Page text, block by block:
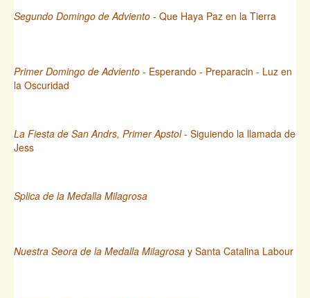
Segundo Domingo de Adviento - Que Haya Paz en la Tierra
Primer Domingo de Adviento - Esperando - Preparacin - Luz en
la Oscuridad
La Fiesta de San Andrs, Primer Apstol- Siguiendo la llamada de
Jess
Splica de la Medalla Milagrosa
Nuestra Seora de la Medalla Milagrosa y Santa Catalina Labour